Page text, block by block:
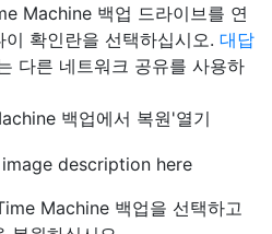
Machine 백업 드라이브를 연
이 확인란을 선택하십시오. 대답
다른 네트워크 공유를 사용하
백업에서 복원'열기
Machine 백업을 선택하고